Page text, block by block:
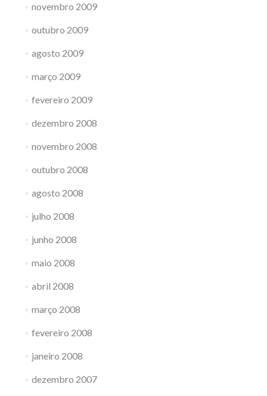
novembro 2009
outubro 2009
agosto 2009
março 2009
fevereiro 2009
dezembro 2008
novembro 2008
outubro 2008
agosto 2008
julho 2008
junho 2008
maio 2008
abril 2008
março 2008
fevereiro 2008
janeiro 2008
dezembro 2007